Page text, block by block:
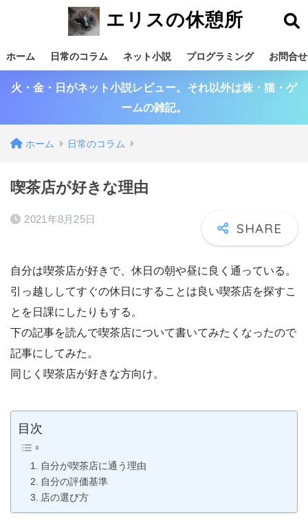
エリスの休憩所
ホーム 日常のコラム ネット小説 プログラミング お問合せ
火・金・日がネット小説レビュー。それ以外は株・猫・ゲ
ームの雑記。
ホーム 日常のコラム
喫茶店が好きな理由
2021年8月25日
自分は喫茶店が好きで、休日の朝や昼に良く通っている。
引っ越ししてすぐの休日にすることは良い喫茶店を探すこ
とを日課にしたりもする。
下の記事を読んで喫茶店について書いてみたくなったので
記事にしてみた。
同じく喫茶店が好きな方向け。
目次
自分が喫茶店に通う理由
自分の評価基準
店の選び方